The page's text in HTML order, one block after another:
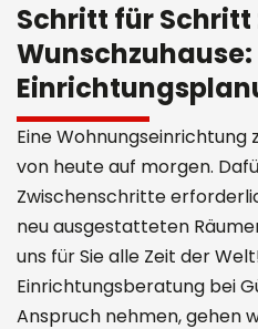
Schritt für Schritt
Eine Wohnungseinrichtung
von heute auf morgen.
Zwischenschritte
neu ausgestatteten
uns für Sie alle Zeit der
Einrichtungsberatung bei
Anspruch nehmen, gehen